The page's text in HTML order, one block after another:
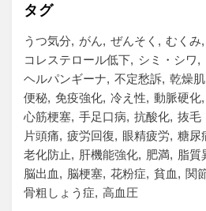
タグ
うつ気分 がん ぜんそく むくみ
コレステロール低下
シミ・シワ
ヘルパンギーナ
不定愁訴 乾燥肌
便秘 免疫強化 冷え性 動脈硬化
心筋梗塞 手足口病 抗酸化 抜毛
片頭痛
疲労回復 眼精疲労 糖尿
老化防止
肝機能強化 肥満 脂質
脳出血
脳梗塞 花粉症 貧血 関
骨粗しょう症
高血圧